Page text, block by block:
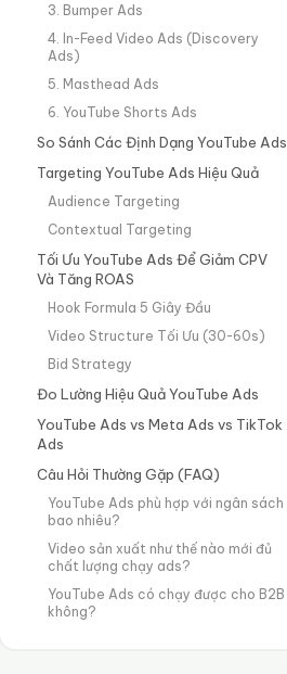
3. Bumper Ads
4. In-Feed Video Ads (Discovery
Ads)
5. Masthead Ads
6. YouTube Shorts Ads
So Sánh Các Định Dạng YouTube Ads
Targeting YouTube Ads Hiệu Quả
Audience Targeting
Contextual Targeting
Tối Ưu YouTube Ads Để Giảm CPV
Và Tăng ROAS
Hook Formula 5 Giây Đầu
Video Structure Tối Ưu (30-60s)
Bid Strategy
Đo Lường Hiệu Quả YouTube Ads
YouTube Ads vs Meta Ads vs TikTok
Ads
Câu Hỏi Thường Gặp (FAQ)
YouTube Ads phù hợp với ngân sách
bao nhiêu?
Video sản xuất như thế nào mới đủ
chất lượng chạy ads?
YouTube Ads có chạy được cho B2B
không?